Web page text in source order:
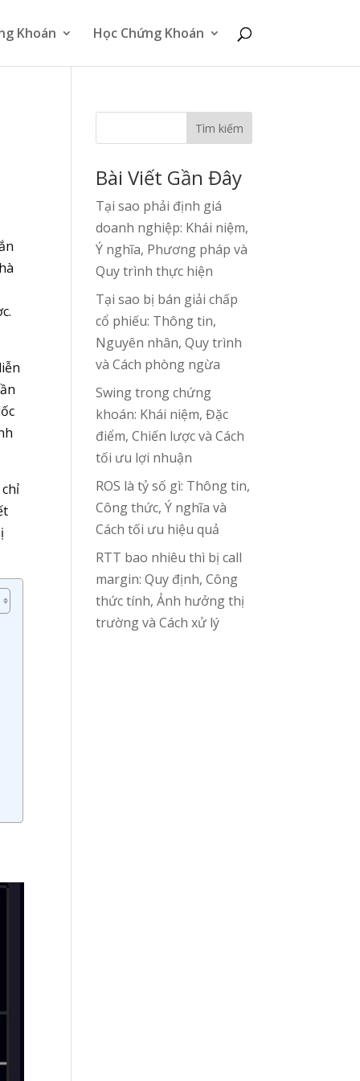
Khoán Học Chứng Khoán
Tìm kiếm
Bài Viết Gần Đây
Tại sao phải định giá
doanh nghiệp: Khái niệm,
Ý nghĩa, Phương pháp và
Quy trình thực hiện
Tại sao bị bán giải chấp
cổ phiếu: Thông tin,
Nguyên nhân, Quy trình
và Cách phòng ngừa
Swing trong chứng
khoán: Khái niệm, Đặc
điểm, Chiến lược và Cách
tối ưu lợi nhuận
ROS là tỷ số gì: Thông tin,
Công thức, Ý nghĩa và
Cách tối ưu hiệu quả
RTT bao nhiêu thì bị call
margin: Quy định, Công
thức tính, Ảnh hưởng thị
trường và Cách xử lý